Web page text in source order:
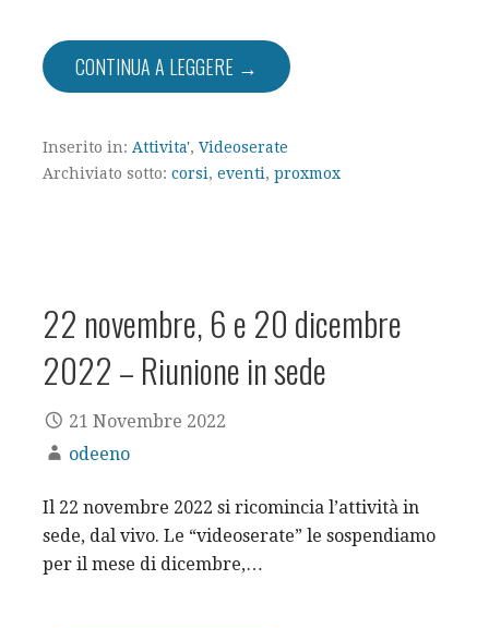
CONTINUA A LEGGERE →
Inserito in: Attivita', Videoserate
Archiviato sotto: corsi, eventi, proxmox
22 novembre, 6 e 20 dicembre
2022 – Riunione in sede
21 Novembre 2022
odeeno
Il 22 novembre 2022 si ricomincia l’attività in
sede, dal vivo. Le “videoserate” le sospendiamo
per il mese di dicembre,…